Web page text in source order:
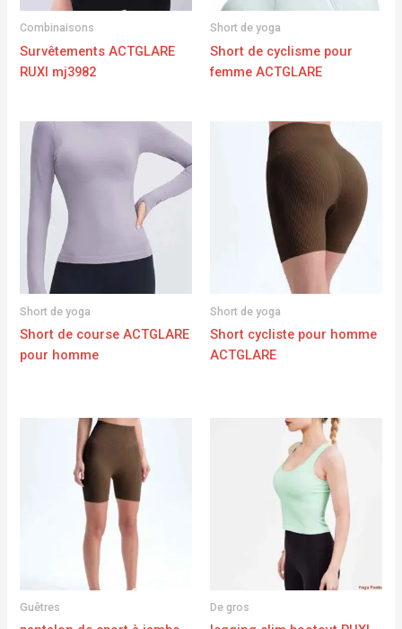
Combinaisons
Survêtements ACTGLARE
RUXI mj3982
Short de yoga
Short de cyclisme pour
femme ACTGLARE
Short de yoga
Short de course ACTGLARE
pour homme
Short de yoga
Short cycliste pour homme
ACTGLARE
Guêtres De gros